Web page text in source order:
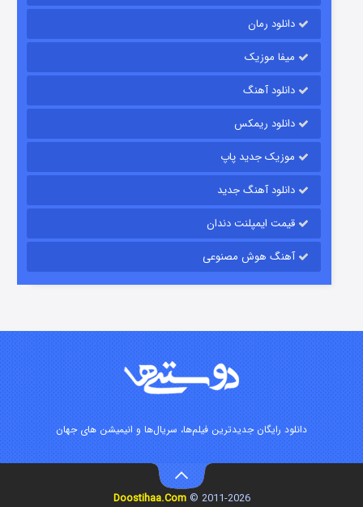
قسمت۷ (زیرنویس) منتشر شد
خاندان اژدها فصل ۳
دانلود رمان
میفا موزیک
دانلود آهنگ
دانلود ریمکس
موزیک جدید پاپ
دانلود آهنگ جدید
قیمت ایمپلنت دندان
آهنگ هوش مصنوعی
دانلود رایگان جدیدترین فیلم‌ها، سریال‌ها و انیمیشن های جهان
2011-2026 ©
Doostihaa.Com